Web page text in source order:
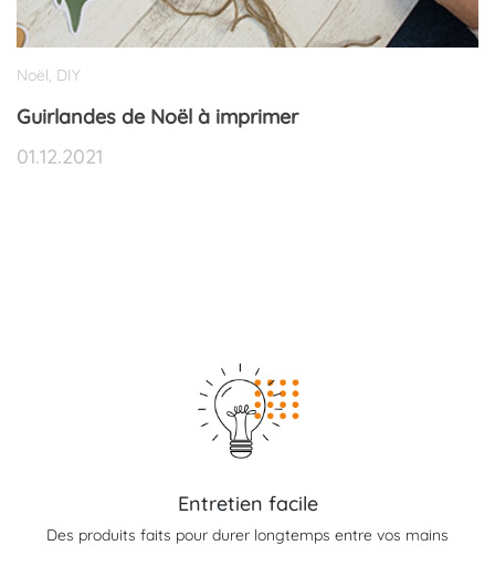
Noël DIY
Guirlandes de Noël à imprimer
01.12.2021
Entretien facile
Des produits faits pour durer longtemps entre vos mains